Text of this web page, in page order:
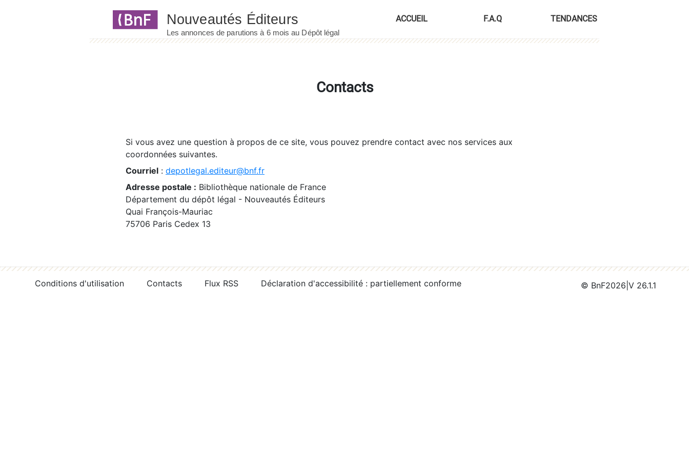
ACCUEIL F.A.Q TENDANCES
Contacts
Si vous avez une question à propos de ce site, vous pouvez prendre contact avec nos services aux
coordonnées suivantes.
Courriel : depotlegal.editeur@bnf.fr
Adresse postale : Bibliothèque nationale de France
Département du dépôt légal - Nouveautés Éditeurs
Quai François-Mauriac
75706 Paris Cedex 13
Conditions d'utilisation Contacts Flux RSS Déclaration d'accessibilité : partiellement conforme © BnF2026 V 26.1.1